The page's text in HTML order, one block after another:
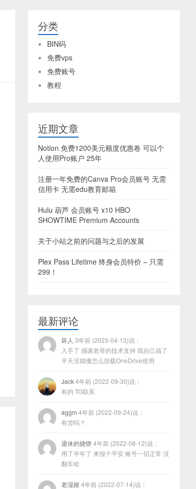
分类
BIN码
免费vps
免费账号
教程
近期文章
Notion 免费1200美元额度优惠卷 可以个
人使用Pro账户 25年
注册一年免费的Canva Pro会员账号 无需
信用卡 无需edu教育邮箱
Hulu 葫芦 会员账号 x10 HBO
SHOWTIME Premium Accounts
关于小站之前的问题与之后的发展
Plex Pass Lifetime 终身会员特价 – 只需
299！
最新评论
坏人 3年前 (2023-04-13)说：
入手了 感谢老哥的技术支持 我自己搞了
半天没搞懂怎么挂载OneDrive使用
Jack4年前 (2022-09-30)说：
有的 TG联系
aggm 4年前 (2022-09-24)说：
有货吗？
退休的烧饼4年前 (2022-08-12)说：
用了半年了 来报个平安 账号一切正常 没
翻车哈
老湿姬4年前 (2022-07-14)说：